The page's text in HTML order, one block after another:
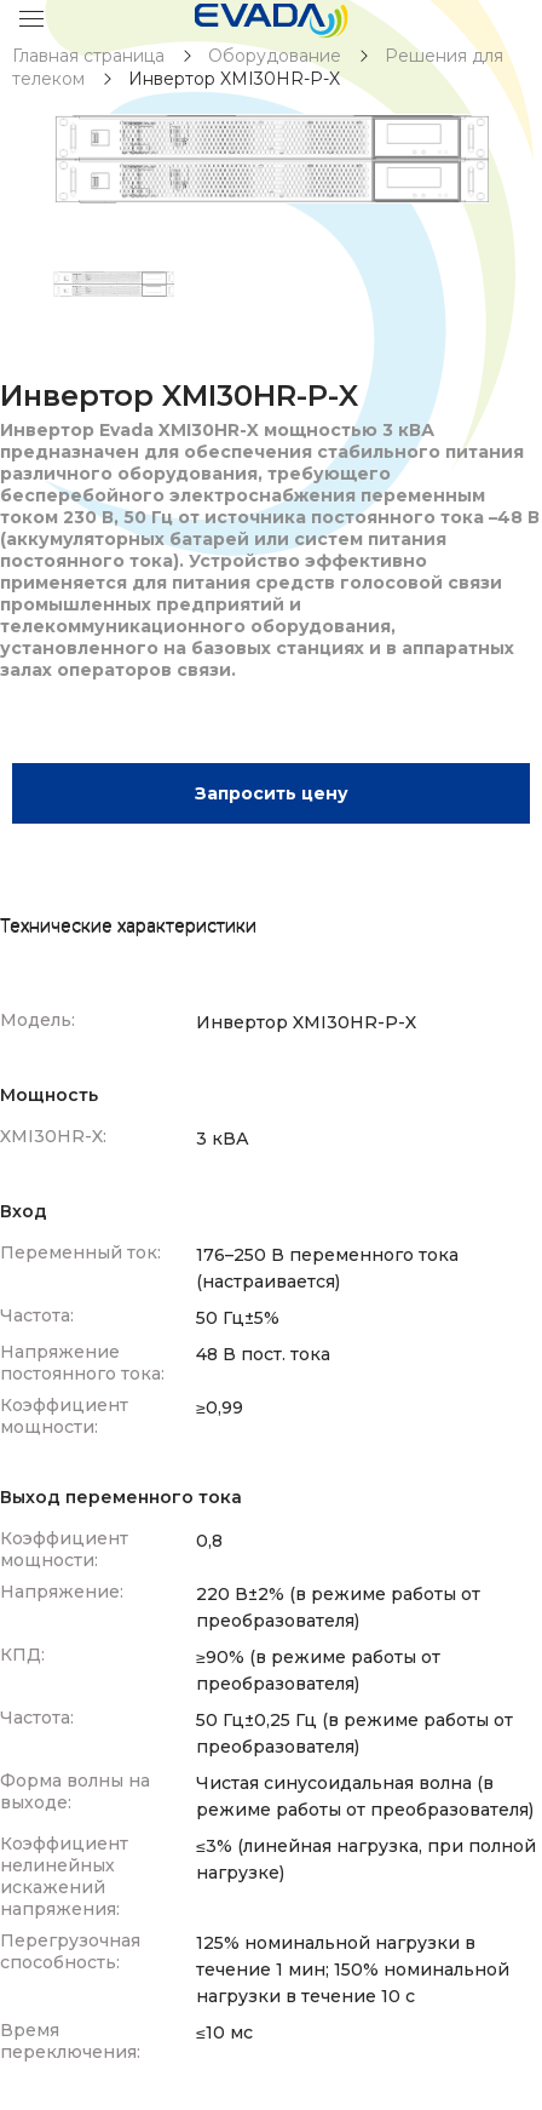
Главная страница Оборудование
Решения для
телеком
Инвертор XMI30HR-P-X
Инвертор XMI30HR-P-X
Инвертор Evada XMI30HR-X мощностью 3 кВА
предназначен для обеспечения стабильного питания
различного оборудования, требующего
бесперебойного электроснабжения переменным
током 230 В, 50 Гц от источника постоянного тока –48 В
(аккумуляторных батарей или систем питания
постоянного тока). Устройство эффективно
применяется для питания средств голосовой связи
промышленных предприятий и
телекоммуникационного оборудования,
установленного на базовых станциях и в аппаратных
залах операторов связи.
Запросить цену
Технические характеристики
Модель: Инвертор XMI30HR-P-X
Мощность
XMI30HR-X:
3 кВА
Вход
Переменный ток:
176–250 В переменного тока
(настраивается)
Частота:
50 Гц±5%
Напряжение
постоянного тока:
48 В пост. тока
Коэффициент
мощности:
≥0,99
Выход переменного тока
Коэффициент
мощности:
0,8
Напряжение:
220 В±2% (в режиме работы от
преобразователя)
КПД:
≥90% (в режиме работы от
преобразователя)
Частота:
50 Гц±0,25 Гц (в режиме работы от
преобразователя)
Форма волны на
выходе:
Чистая синусоидальная волна (в
режиме работы от преобразователя)
Коэффициент
нелинейных
искажений
напряжения:
≤3% (линейная нагрузка, при полной
нагрузке)
Перегрузочная
способность:
125% номинальной нагрузки в
течение 1 мин; 150% номинальной
нагрузки в течение 10 с
Время
переключения:
≤10 мс